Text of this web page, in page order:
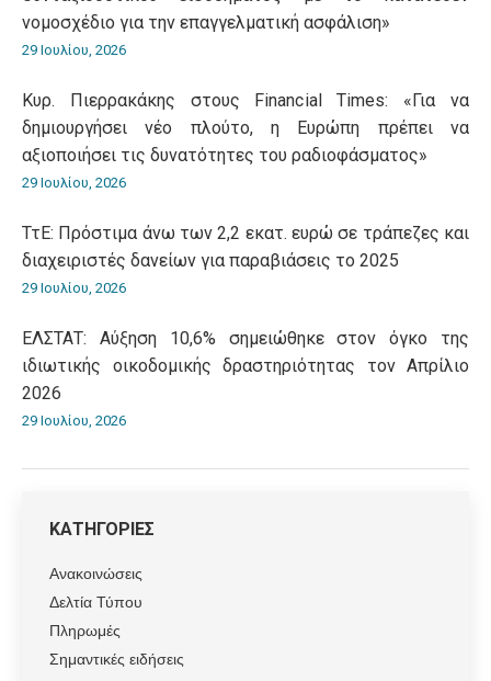
νομοσχέδιο για την επαγγελματική ασφάλιση»
29 Ιουλίου, 2026
Κυρ. Πιερρακάκης στους Financial Times: «Για να
δημιουργήσει νέο πλούτο, η Ευρώπη πρέπει να
αξιοποιήσει τις δυνατότητες του ραδιοφάσματος»
29 Ιουλίου, 2026
ΤτΕ: Πρόστιμα άνω των 2,2 εκατ. ευρώ σε τράπεζες και
διαχειριστές δανείων για παραβιάσεις το 2025
29 Ιουλίου, 2026
ΕΛΣΤΑΤ: Αύξηση 10,6% σημειώθηκε στον όγκο της
ιδιωτικής οικοδομικής δραστηριότητας τον Απρίλιο
2026
29 Ιουλίου, 2026
ΚΑΤΗΓΟΡΙΕΣ
Ανακοινώσεις
Δελτία Τύπου
Πληρωμές
Σημαντικές ειδήσεις